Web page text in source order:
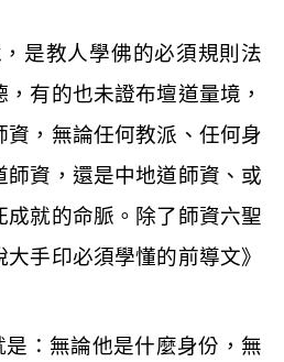
是教人學佛的必須規則法
有的也未證布壇道量境，
，無論任何教派、任何身
資，還是中地道師資、或
就的命脈。除了師資六聖
手印必須學懂的前導文》
：無論他是什麼身份，無